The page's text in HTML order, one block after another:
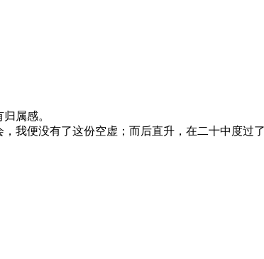
属感。
我便没有了这份空虚；而后直升，在二十中度过